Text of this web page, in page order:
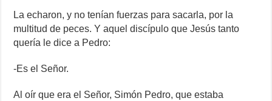
La echaron, y no tenían fuerzas para sacarla, por la
multitud de peces. Y aquel discípulo que Jesús tanto
quería le dice a Pedro:
-Es el Señor.
Al oír que era el Señor, Simón Pedro, que estaba